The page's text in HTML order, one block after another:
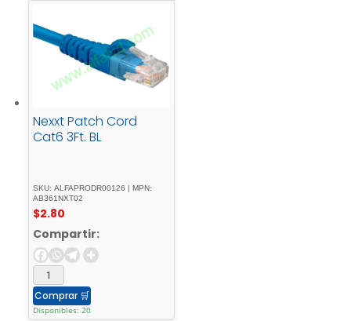
Nexxt Patch Cord
Cat6 3Ft. BL
SKU: ALFAPRODR00126 | MPN:
AB361NXT02
$2.80
Compartir:
Comprar 🛒
Disponibles: 20